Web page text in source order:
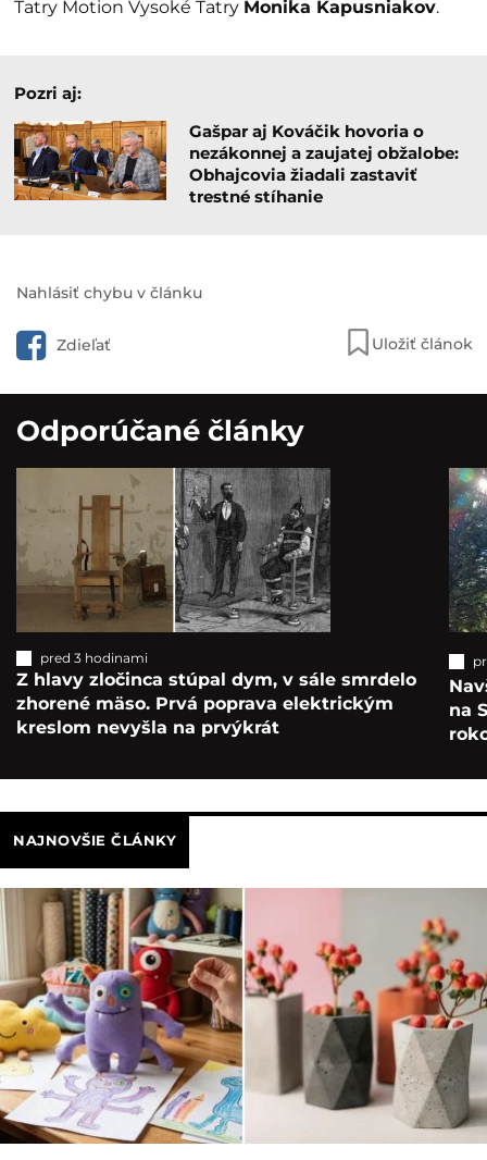
Tatry Motion Vysoké Tatry Monika Kapusniakov.
Pozri aj:
Gašpar aj Kováčik hovoria o
nezákonnej a zaujatej obžalobe:
Obhajcovia žiadali zastaviť
trestné stíhanie
Nahlásiť chybu v článku
Zdieľať Uložiť článok
Odporúčané články
pred 3 hodinami
Z hlavy zločinca stúpal dym, v sále smrdelo
zhorené mäso. Prvá poprava elektrickým
kreslom nevyšla na prvýkrát
na
NAJNOVŠIE ČLÁNKY